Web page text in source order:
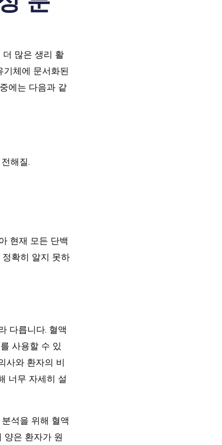
많은 생리 활
기체에 문서화된
에는 다음과 같
해질.
현재 모든 단백
확히 알지 못하
다릅니다. 혈액
사용할 수 있
사와 환자의 비
너무 자세히 설
석을 위해 혈액
양은 환자가 원